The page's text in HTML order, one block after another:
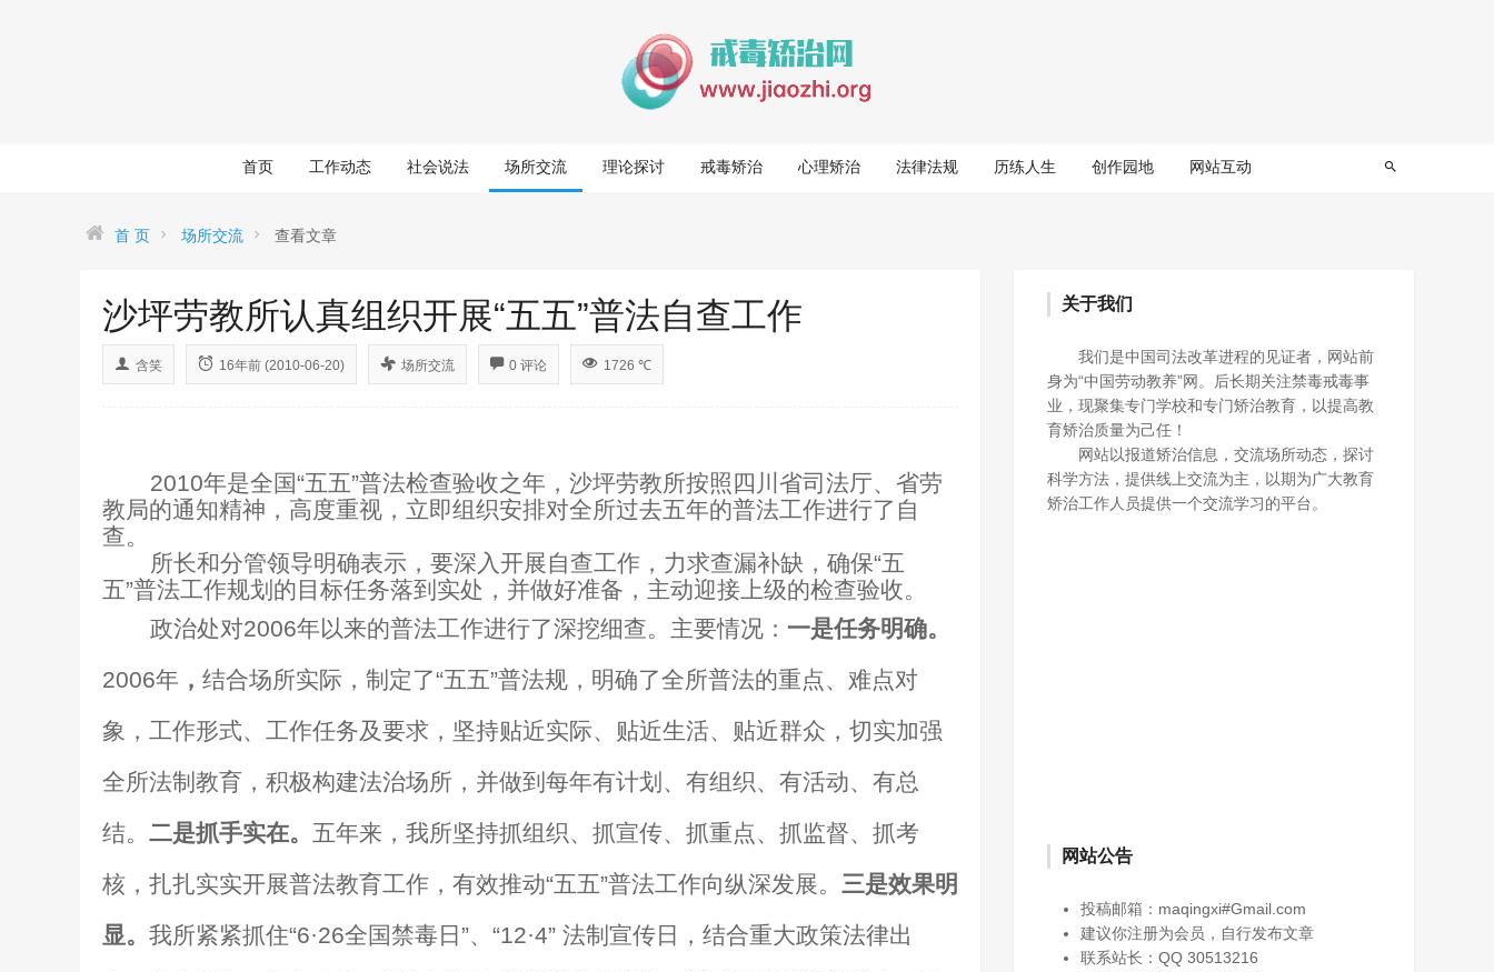
首页 工作动态 社会说法 场所交流 理论探讨 戒毒矫治 心理矫治 法律法规 历练人生 创作园地 网站互动
首 页 场所交流 查看文章
沙坪劳教所认真组织开展“五五”普法自查工作
含笑 16年前 (2010-06-20) 场所交流 0 评论 1726 ℃
2010年是全国“五五”普法检查验收之年，沙坪劳教所按照四川省司法厅、省劳
教局的通知精神，高度重视，立即组织安排对全所过去五年的普法工作进行了自
查。
所长和分管领导明确表示，要深入开展自查工作，力求查漏补缺，确保“五
五”普法工作规划的目标任务落到实处，并做好准备，主动迎接上级的检查验收。
政治处对2006年以来的普法工作进行了深挖细查。主要情况： 一是任务明确。
2006年 ， 结合场所实际，制定了“五五”普法规，明确了全所普法的重点、难点对
象，工作形式、工作任务及要求，坚持贴近实际、贴近生活、贴近群众，切实加强
全所法制教育，积极构建法治场所，并做到每年有计划、有组织、有活动、有总
结。 二是抓手实在。 五年来，我所坚持抓组织、抓宣传、抓重点、抓监督、抓考
核，扎扎实实开展普法教育工作，有效推动“五五”普法工作向纵深发展。 三是效果明
显。 我所紧紧抓住“6·26全国禁毒日”、“12·4” 法制宣传日，结合重大政策法律出
关于我们
我们是中国司法改革进程的见证者，网站前
身为“中国劳动教养”网。后长期关注禁毒戒毒事
业，现聚集专门学校和专门矫治教育，以提高教
育矫治质量为己任！
网站以报道矫治信息，交流场所动态，探讨
科学方法，提供线上交流为主，以期为广大教育
矫治工作人员提供一个交流学习的平台。
网站公告
投稿邮箱：maqingxi#Gmail.com
建议你注册为会员，自行发布文章
联系站长：QQ 30513216